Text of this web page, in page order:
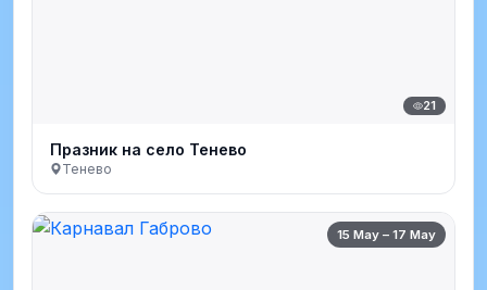
21
Празник на село Тенево
Тенево
15 May – 17 May